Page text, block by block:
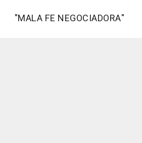
"MALA FE NEGOCIADORA"